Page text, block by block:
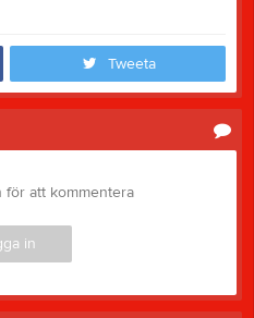
Tweeta
för att kommentera
in